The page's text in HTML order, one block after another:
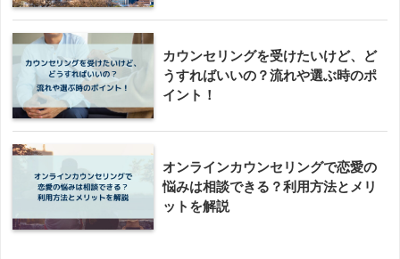
カウンセリングを受けたいけど、ど
うすればいいの？流れや選ぶ時のポ
イント！
オンラインカウンセリングで恋愛の
悩みは相談できる？利用方法とメリ
ットを解説